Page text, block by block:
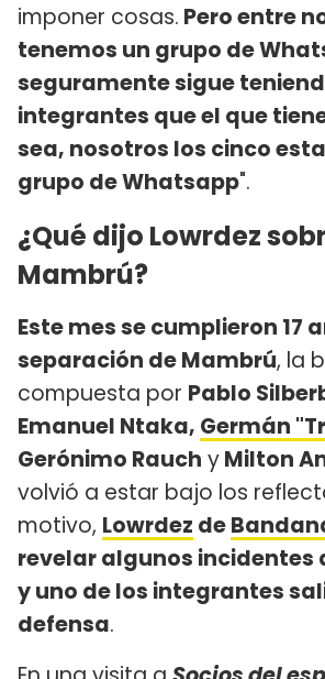
imponer cosas. Pero entre
tenemos un grupo de
seguramente sigue
integrantes que el que
sea, nosotros los cinco
grupo de Whatsapp".
¿Qué dijo Lowrdez
Mambrú?
Este mes se cumplieron 17
separación de Mambrú, la
compuesta por Pablo
Emanuel Ntaka, Germán
Gerónimo Rauch yMilton
volvió a estar bajo los
motivo, Lowrdez de
revelar algunos incidentes
y uno de los integrantes
defensa.